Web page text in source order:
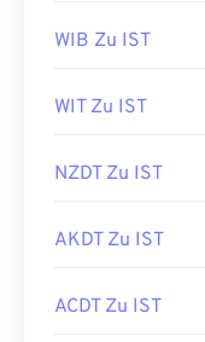
WIB Zu IST
WIT Zu IST
NZDT Zu IST
AKDT Zu IST
ACDT Zu IST